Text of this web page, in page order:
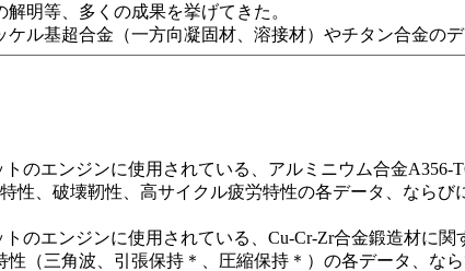
明等、多くの成果を挙げてきた。
ル基超合金（一方向凝固材、溶接材）やチタン合金のデ
のエンジンに使用されている、アルミニウム合金
性、破壊靭性、高サイクル疲労特性の各データ、なら
のエンジンに使用されている、Cu-Cr-Zr合金鍛造材に
（三角波、引張保持＊、圧縮保持＊）の各データ、な